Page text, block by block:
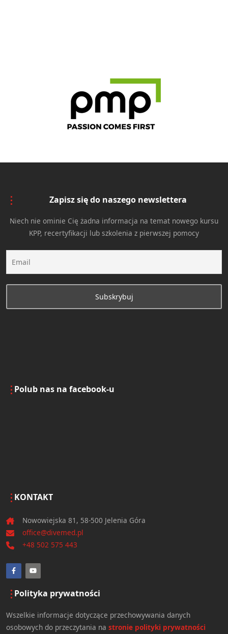
Zapisz się do naszego newslettera
Niech nie ominie Cię żadna informacja na temat nowego kursu
KPP, recertyfikacji lub szkolenia z pierwszej pomocy
Polub nas na facebook-u
KONTAKT
Nowowiejska 81, 58-500 Jelenia Góra
office@divemed.pl
+48 502 575 443
Polityka prywatności
Wszelkie informacje dotyczące przechowywania danych
osobowych do przeczytania na stronie polityki prywatności